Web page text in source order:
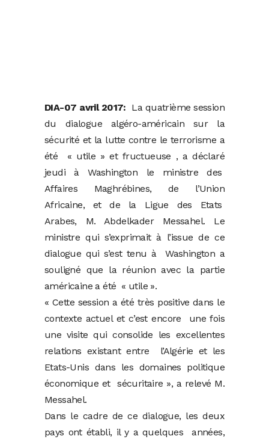
DIA-07 avril 2017: La quatrième session
du dialogue algéro-américain sur la
sécurité et la lutte contre le terrorisme a
été « utile » et fructueuse , a déclaré
jeudi à Washington le ministre des
Affaires Maghrébines, de l’Union
Africaine, et de la Ligue des Etats
Arabes, M. Abdelkader Messahel. Le
ministre qui s’exprimait à l’issue de ce
dialogue qui s’est tenu à Washington a
souligné que la réunion avec la partie
américaine a été « utile ».
« Cette session a été très positive dans le
contexte actuel et c’est encore une fois
une visite qui consolide les excellentes
relations existant entre l’Algérie et les
Etats-Unis dans les domaines politique
économique et sécuritaire », a relevé M.
Messahel.
Dans le cadre de ce dialogue, les deux
pays ont établi, il y a quelques années,